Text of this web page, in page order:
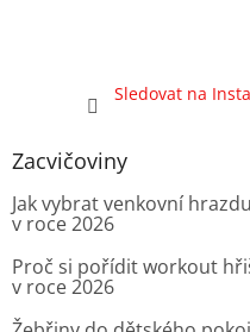
Sledovat na
Zacvičoviny
Jak vybrat venkovní
v roce 2026
Proč si pořídit workout
v roce 2026